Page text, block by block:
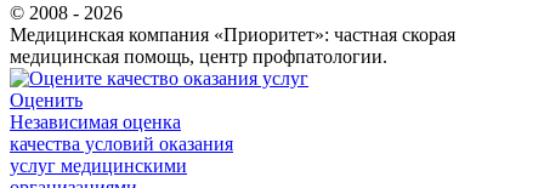
© 2008 - 2026
Медицинская компания «Приоритет»: частная скорая
медицинская помощь, центр профпатологии.
Оценить
Независимая оценка
качества условий оказания
услуг медицинскими